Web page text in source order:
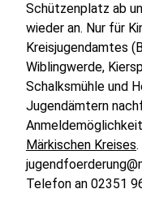
Schützenplatz ab
wieder an. Nur für
Kreisjugendamtes
Wiblingwerde,
Schalksmühle und
Jugendämtern
Märkischen Kreises
Telefon an 02351